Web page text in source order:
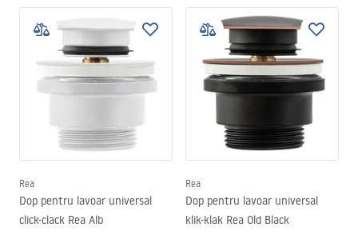
Rea
Dop pentru lavoar universal
click-clack Rea Alb
Rea
Dop pentru lavoar universal
klik-klak Rea Old Black